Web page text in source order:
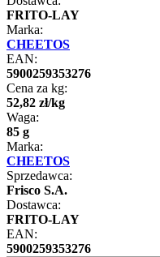
FRITO-LAY
Marka:
CHEETOS
EAN:
5900259353276
Cena za kg:
52,82 zł/kg
Waga:
85 g
Marka:
CHEETOS
Sprzedawca:
Frisco S.A.
Dostawca:
FRITO-LAY
EAN:
5900259353276